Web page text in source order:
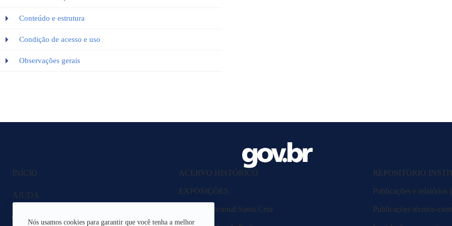
Nós usamos cookies para garantir que você tenha a melhor
Conteúdo e estrutura
Condição de acesso e uso
Observações gerais
INÍCIO
AJUDA
CANAIS DE ATENDIMENTO
ACERVO HISTÓRICO
EXPOSIÇÕES
Fazenda Nacional Santa Cruz
REPOSITÓRIO
Publicações e relatórios
Publicações técnico-